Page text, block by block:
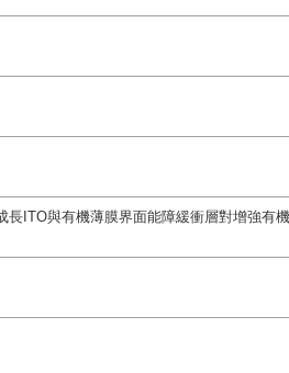
ITO與有機薄膜界面能障緩衝層對增強有